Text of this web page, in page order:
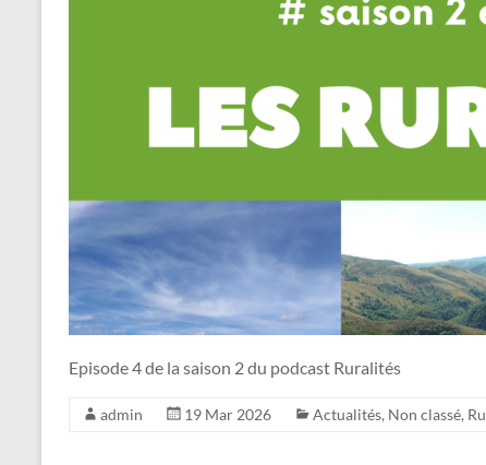
Episode 4 de la saison 2 du podcast Ruralités
admin 19 Mar 2026 Actualités, Non classé,